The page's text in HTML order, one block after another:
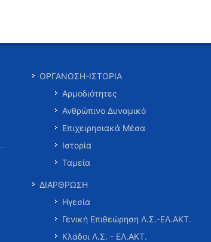
ΟΡΓΑΝΩΣΗ-ΙΣΤΟΡΙΑ
Αρμοδιότητες
Ανθρώπινο Δυναμικό
Επιχειρησιακά Μέσα
Ιστορία
Ταμεία
ΔΙΑΡΘΡΩΣΗ
Ηγεσία
Γενική Επιθεώρηση Λ.Σ.-ΕΛ.ΑΚΤ.
Κλάδοι Λ.Σ. - ΕΛ.ΑΚΤ.